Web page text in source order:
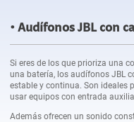
Audífonos JBL con
Si eres de los que prioriza una
una batería, los audífonos JBL
estable y continua. Son ideales
usar equipos con entrada
Además ofrecen un sonido